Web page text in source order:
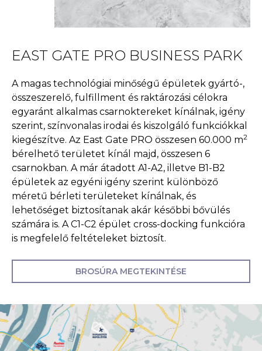
EAST GATE PRO BUSINESS PARK
A magas technológiai minőségű épületek gyártó-,
összeszerelő, fulfillment és raktározási célokra
egyaránt alkalmas csarnoktereket kínálnak, igény
szerint, színvonalas irodai és kiszolgáló funkciókkal
kiegészítve. Az East Gate PRO összesen 60.000 m2
bérelhető területet kínál majd, összesen 6
csarnokban. A már átadott A1-A2, illetve B1-B2
épületek az egyéni igény szerint különböző
méretű bérleti területeket kínálnak, és
lehetőséget biztosítanak akár későbbi bővülés
számára is. A C1-C2 épület cross-docking funkcióra
is megfelelő feltételeket biztosít.
BROSÚRA MEGTEKINTÉSE